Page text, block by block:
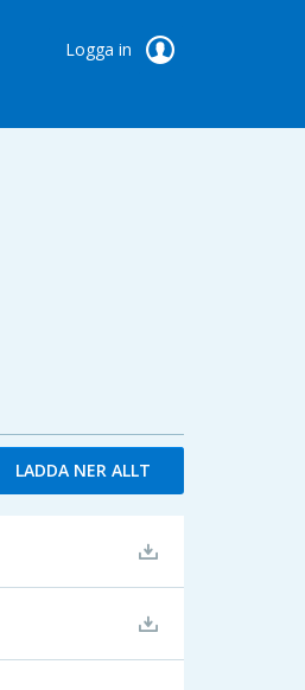
Logga in
LADDA NER ALLT